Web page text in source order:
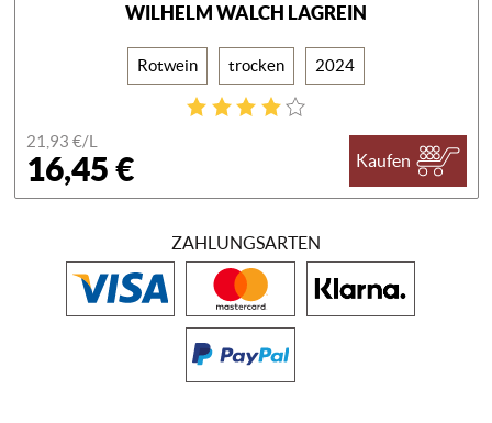
WILHELM WALCH LAGREIN
Rotwein trocken 2024
21,93 €/L
16,45 € Kaufen
ZAHLUNGSARTEN